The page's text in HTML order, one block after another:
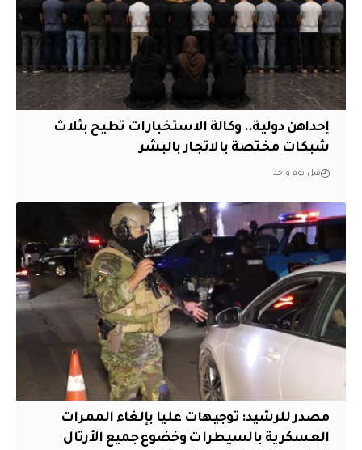
إحداهن دولية.. وكالة الاستخبارات تطيح بثلاث
شبكات مختصة بالاتجار بالبشر
قبل يوم واحد
مصدر للرشيد: توجيهات عليا بإلغاء الممرات
العسكرية بالسيطرات وخضوع جميع الأرتال